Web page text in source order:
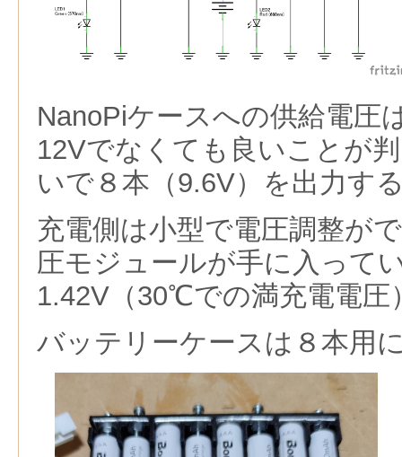
NanoPiケースへの供給電圧
12Vでなくても良いことが
いで８本（9.6V）を出力す
充電側は小型で電圧調整が
圧モジュールが手に入って
1.42V（30℃での満充電電圧
バッテリーケースは８本用